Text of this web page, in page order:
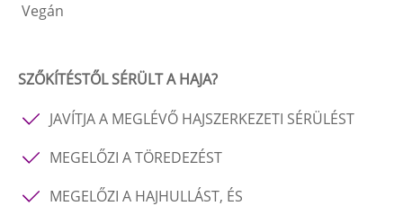
Vegán
SZŐKÍTÉSTŐL SÉRÜLT A HAJA?
JAVÍTJA A MEGLÉVŐ HAJSZERKEZETI SÉRÜLÉST
MEGELŐZI A TÖREDEZÉST
MEGELŐZI A HAJHULLÁST, ÉS